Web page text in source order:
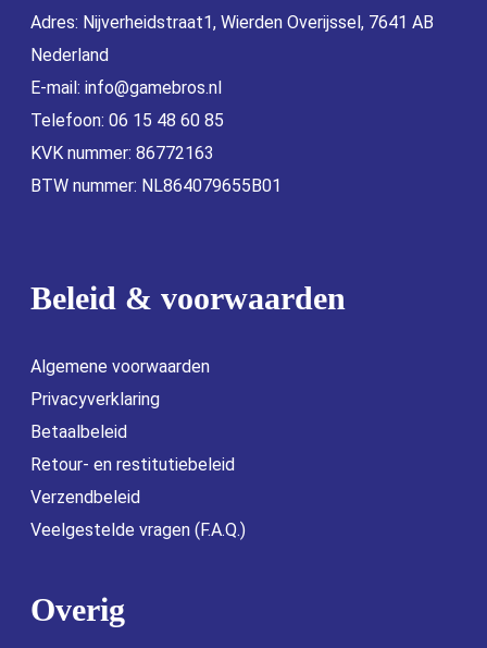
Adres: Nijverheidstraat1, Wierden Overijssel, 7641 AB
Nederland
E-mail: info@gamebros.nl
Telefoon: 06 15 48 60 85
KVK nummer: 86772163
BTW nummer: NL864079655B01
Beleid & voorwaarden
Algemene voorwaarden
Privacyverklaring
Betaalbeleid
Retour- en restitutiebeleid
Verzendbeleid
Veelgestelde vragen (F.A.Q.)
Overig